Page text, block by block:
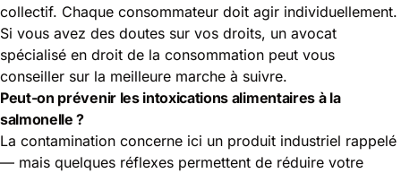
collectif. Chaque consommateur doit agir individuellement.
Si vous avez des doutes sur vos droits, un avocat
spécialisé en droit de la consommation peut vous
conseiller sur la meilleure marche à suivre.
Peut-on prévenir les intoxications alimentaires à la
salmonelle ?
La contamination concerne ici un produit industriel rappelé
— mais quelques réflexes permettent de réduire votre